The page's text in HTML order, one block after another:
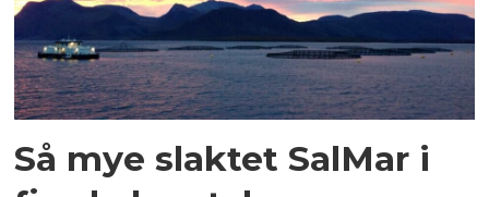
Så mye slaktet SalMar i